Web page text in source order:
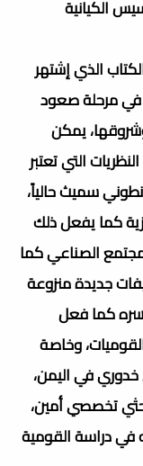
الكيانية
الذي إشتهر
في مرحلة صعود
يمكن
التي تعتبر
سميث حالياً،
كما يفعل ذلك
الصناعي كما
جديدة منزوعة
كما فعل
وخاصة
خدوري في اليمن،
تخصصي أمين،
في دراسة القومية